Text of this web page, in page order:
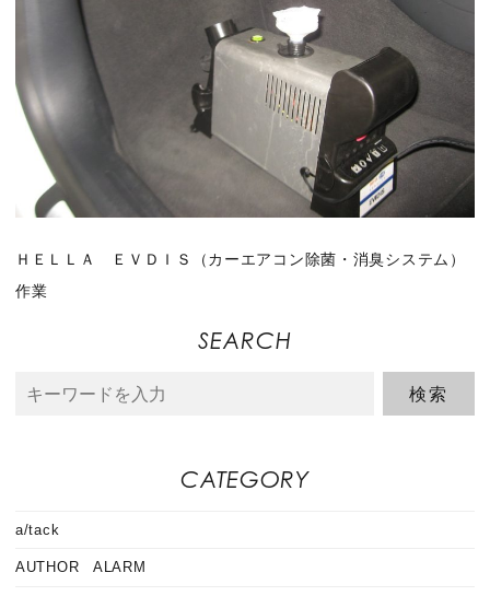
ＨＥＬＬＡ ＥＶＤＩＳ（カーエアコン除菌・消臭システム）
作業
SEARCH
CATEGORY
a/tack
AUTHOR ALARM